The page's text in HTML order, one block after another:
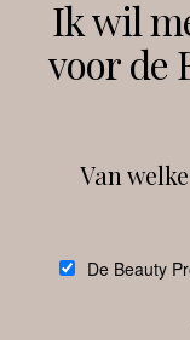
Instagram
Ik wil
voor de
Van
De Beauty